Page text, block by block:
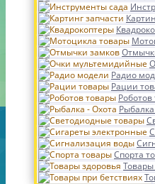
Радио
Рации
Спорта
Товары